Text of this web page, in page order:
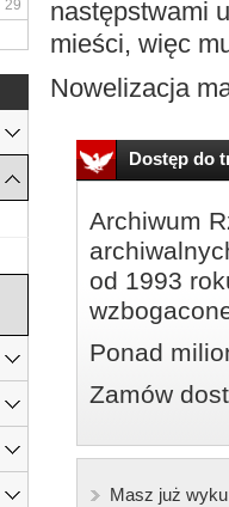
następstwami
mieści, więc
Nowelizacja
Dostęp do
Archiwum
od 1993
Ponad
Zamów
Masz już
29